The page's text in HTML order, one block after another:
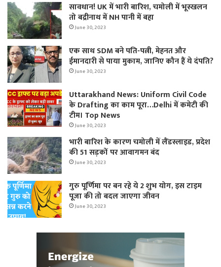
सावधान! UK में भारी बारिश, चमोली में भूस्‍खलन
तो बद्रीनाथ में NH पानी में बहा
June 30, 2023
एक साथ SDM बने पति-पत्नी, मेहनत और
ईमानदारी से पाया मुकाम, जानिए कौन हैं ये दंपति?
June 30, 2023
Uttarakhand News: Uniform Civil Code
के Drafting का काम पूरा…Delhi में कमेटी की
टीम। Top News
June 30, 2023
भारी बारिश के कारण चमोली में लैंडस्लाइड, प्रदेश
की 51 सड़कों पर आवागमन बंद
June 30, 2023
गुरु पूर्णिमा पर बन रहे ये 2 शुभ योग, इस टाइम
पूजा की तो बदल जाएगा जीवन
June 30, 2023